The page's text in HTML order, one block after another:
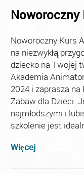
Noworoczny Kurs
na niezwykłą
dziecko na Twojej
Akademia
2024 i zaprasza
Zabaw dla Dzieci.
najmłodszymi i
szkolenie jest
Więcej